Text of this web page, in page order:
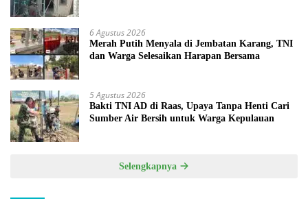
6 Agustus 2026
Merah Putih Menyala di Jembatan Karang, TNI
dan Warga Selesaikan Harapan Bersama
5 Agustus 2026
Bakti TNI AD di Raas, Upaya Tanpa Henti Cari
Sumber Air Bersih untuk Warga Kepulauan
Selengkapnya